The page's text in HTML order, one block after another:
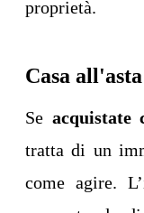
proprietà.
Casa
Se acquistate
tratta di un
come agire.